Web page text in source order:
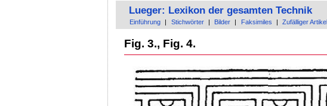
Lueger: Lexikon der gesamten Technik
Einführung Stichwörter Bilder Faksimiles Zufälliger Artikel
Fig. 3., Fig. 4.